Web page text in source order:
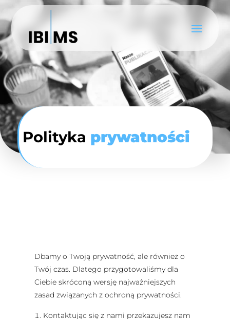
Polityka prywatności
Dbamy o Twoją prywatność, ale również o
Twój czas. Dlatego przygotowaliśmy dla
Ciebie skróconą wersję najważniejszych
zasad związanych z ochroną prywatności.
Kontaktując się z nami przekazujesz nam